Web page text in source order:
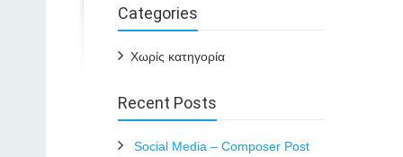
Categories
Χωρίς κατηγορία
Recent Posts
Social Media – Composer Post